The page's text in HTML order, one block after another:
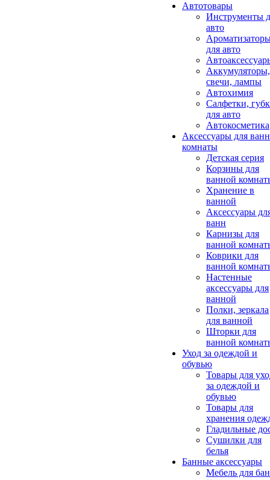
Автотовары
Инструменты
авто
для авто
Аккумуляторы,
свечи, лампы
Автохимия
Салфетки,
для авто
Автокосметика
Аксессуары для
комнаты
Детская серия
Корзины для
ванной
Хранение в
ванной
Аксессуары
ванн
Карнизы для
ванной
Коврики для
ванной
Настенные
аксессуары для
ванной
Полки, зеркала
для ванной
Шторки для
ванной
Уход за одеждой и
обувью
Товары для
за одеждой и
обувью
Товары для
хранения
Гладильные
Сушилки для
белья
Банные аксессуары
Мебель для